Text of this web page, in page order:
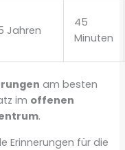
Jahren
45
Minuten
am besten
im offenen
.
Erinnerungen für die